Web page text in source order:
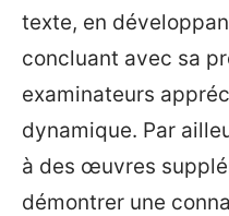
texte, en
concluant avec sa
examinateurs
dynamique. Par
à des œuvres
démontrer une